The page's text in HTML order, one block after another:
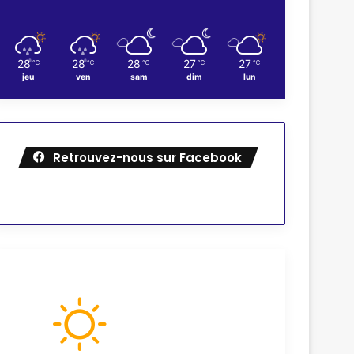
28 ℃
jeu
28 ℃
ven
28 ℃
sam
27 ℃
dim
27 ℃
lun
Retrouvez-nous sur Facebook